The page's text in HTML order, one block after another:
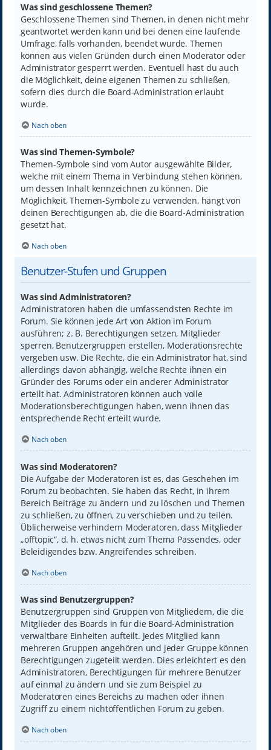
Was sind geschlossene Themen?
Geschlossene Themen sind Themen, in denen nicht mehr
geantwortet werden kann und bei denen eine laufende
Umfrage, falls vorhanden, beendet wurde. Themen
können aus vielen Gründen durch einen Moderator oder
Administrator gesperrt werden. Eventuell hast du auch
die Möglichkeit, deine eigenen Themen zu schließen,
sofern dies durch die Board-Administration erlaubt
wurde.
Nach oben
Was sind Themen-Symbole?
Themen-Symbole sind vom Autor ausgewählte Bilder,
welche mit einem Thema in Verbindung stehen können,
um dessen Inhalt kennzeichnen zu können. Die
Möglichkeit, Themen-Symbole zu verwenden, hängt von
deinen Berechtigungen ab, die die Board-Administration
gesetzt hat.
Nach oben
Benutzer-Stufen und Gruppen
Was sind Administratoren?
Administratoren haben die umfassendsten Rechte im
Forum. Sie können jede Art von Aktion im Forum
ausführen; z. B. Berechtigungen setzen, Mitglieder
sperren, Benutzergruppen erstellen, Moderationsrechte
vergeben usw. Die Rechte, die ein Administrator hat, sind
allerdings davon abhängig, welche Rechte ihnen ein
Gründer des Forums oder ein anderer Administrator
erteilt hat. Administratoren können auch volle
Moderationsberechtigungen haben, wenn ihnen das
entsprechende Recht erteilt wurde.
Nach oben
Was sind Moderatoren?
Die Aufgabe der Moderatoren ist es, das Geschehen im
Forum zu beobachten. Sie haben das Recht, in ihrem
Bereich Beiträge zu ändern und zu löschen und Themen
zu schließen, zu öffnen, zu verschieben und zu teilen.
Üblicherweise verhindern Moderatoren, dass Mitglieder
„offtopic“, d. h. etwas nicht zum Thema Passendes, oder
Beleidigendes bzw. Angreifendes schreiben.
Nach oben
Was sind Benutzergruppen?
Benutzergruppen sind Gruppen von Mitgliedern, die die
Mitglieder des Boards in für die Board-Administration
verwaltbare Einheiten aufteilt. Jedes Mitglied kann
mehreren Gruppen angehören und jeder Gruppe können
Berechtigungen zugeteilt werden. Dies erleichtert es den
Administratoren, Berechtigungen für mehrere Benutzer
auf einmal zu ändern und sie zum Beispiel zu
Moderatoren eines Bereichs zu machen oder ihnen
Zugriff zu einem nichtöffentlichen Forum zu geben.
Nach oben